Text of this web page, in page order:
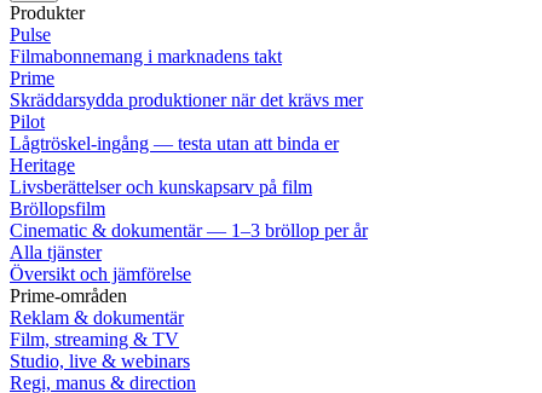
Produkter
Pulse
Filmabonnemang i marknadens takt
Prime
Skräddarsydda produktioner när det krävs mer
Pilot
Lågtröskel-ingång — testa utan att binda er
Heritage
Livsberättelser och kunskapsarv på film
Bröllopsfilm
Cinematic & dokumentär — 1–3 bröllop per år
Alla tjänster
Översikt och jämförelse
Prime-områden
Reklam & dokumentär
Film, streaming & TV
Studio, live & webinars
Regi, manus & direction